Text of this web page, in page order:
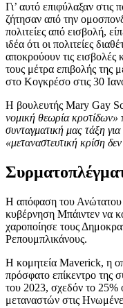
Γι’ αυτό επιφύλαξαν στις
ζήτησαν από την
πολιτείες από εισβολή,
ιδέα ότι οι πολιτείες
αποκρούουν τις εισβολές
τους μέτρα επιβολής της
στο Κογκρέσο στις 30
Η βουλευτής Mary Gay
νομική θεωρία κροτίδων»
συνταγματική μας τάξη
«μεταναστευτική κρίση
Η απόφαση του Ανώτατου
κυβέρνηση Μπάιντεν να
χαροποίησε τους
Ρεπουμπλικάνους.
Η κομητεία Maverick, η
πρόσφατο επίκεντρο της
του 2023, σχεδόν το
μεταναστών στις